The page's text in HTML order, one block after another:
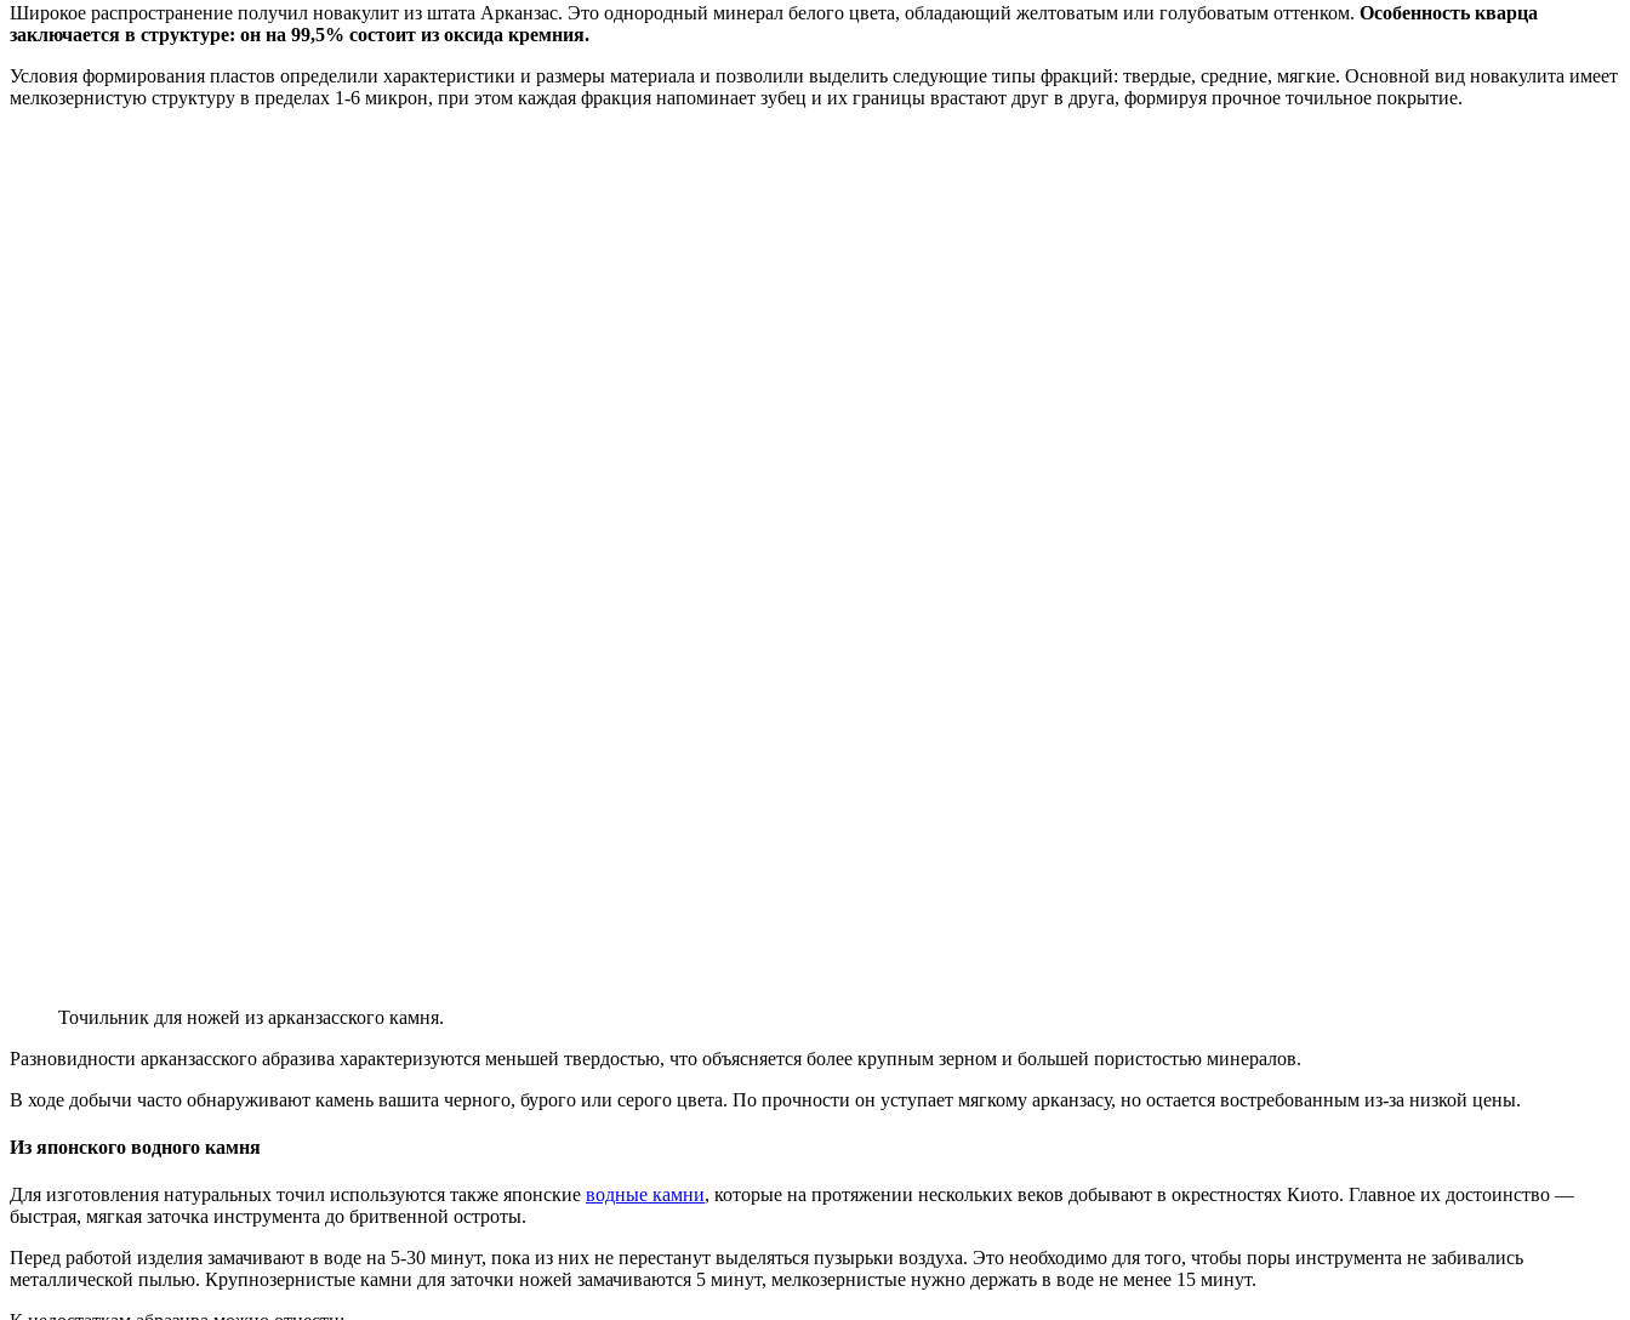
Широкое распространение получил новакулит из штата Арканзас. Это однородный минерал белого цвета, обладающий желтоватым или голубоватым оттенком. Особенность кварца
заключается в структуре: он на 99,5% состоит из оксида кремния.
Условия формирования пластов определили характеристики и размеры материала и позволили выделить следующие типы фракций: твердые, средние, мягкие. Основной вид новакулита имеет
мелкозернистую структуру в пределах 1-6 микрон, при этом каждая фракция напоминает зубец и их границы врастают друг в друга, формируя прочное точильное покрытие.
Точильник для ножей из арканзасского камня.
Разновидности арканзасского абразива характеризуются меньшей твердостью, что объясняется более крупным зерном и большей пористостью минералов.
В ходе добычи часто обнаруживают камень вашита черного, бурого или серого цвета. По прочности он уступает мягкому арканзасу, но остается востребованным из-за низкой цены.
Из японского водного камня
Для изготовления натуральных точил используются также японские водные камни, которые на протяжении нескольких веков добывают в окрестностях Киото. Главное их достоинство —
быстрая, мягкая заточка инструмента до бритвенной остроты.
Перед работой изделия замачивают в воде на 5-30 минут, пока из них не перестанут выделяться пузырьки воздуха. Это необходимо для того, чтобы поры инструмента не забивались
металлической пылью. Крупнозернистые камни для заточки ножей замачиваются 5 минут, мелкозернистые нужно держать в воде не менее 15 минут.